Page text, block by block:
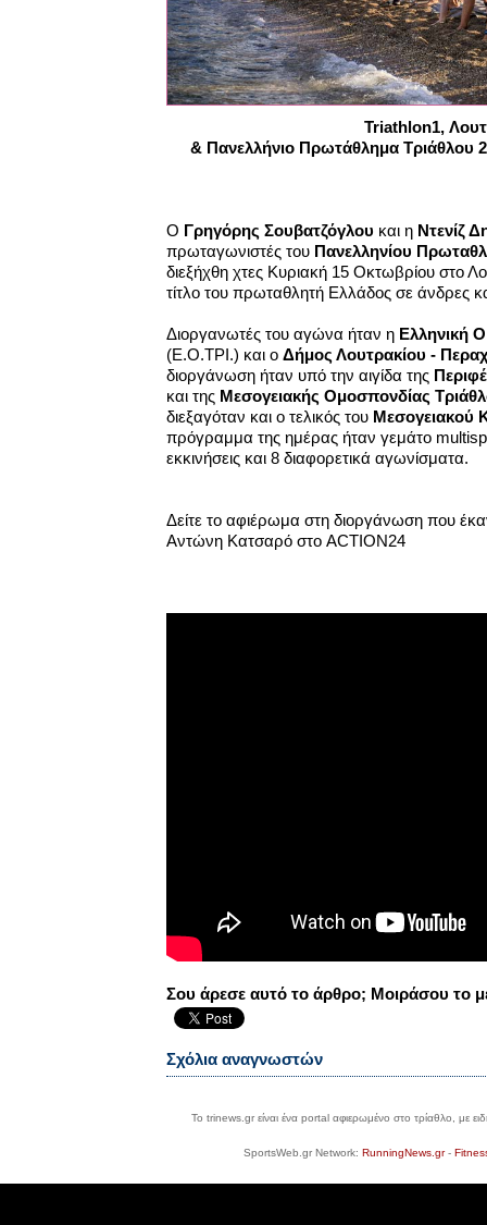
Triathlon1,
& Πανελλήνιο Πρωτάθλημα Τριάθλου
Ο Γρηγόρης Σουβατζόγλου και η Ντενίζ
πρωταγωνιστές του Πανελληνίου
διεξήχθη χτες Κυριακή 15 Οκτωβρίου στο
τίτλο του πρωταθλητή Ελλάδος σε άνδρες
Διοργανωτές του αγώνα ήταν η Ελληνική
(Ε.Ο.ΤΡΙ.) και ο Δήμος Λουτρακίου -
διοργάνωση ήταν υπό την αιγίδα της
και της Μεσογειακής Ομοσπονδίας
διεξαγόταν και ο τελικός του Μεσογειακού
πρόγραμμα της ημέρας ήταν γεμάτο
εκκινήσεις και 8 διαφορετικά αγωνίσματα.
Δείτε το αφιέρωμα στη διοργάνωση που
Αντώνη Κατσαρό στο ACTION24
Σου άρεσε αυτό το άρθρο; Μοιράσου το
Σχόλια αναγνωστών
Το trinews.gr είναι ένα portal αφιερωμένο στο τρίαθλο, με
SportsWeb.gr Network: RunningNews.gr-